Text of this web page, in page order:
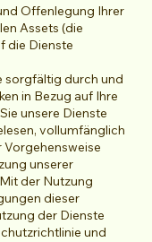
Offenlegung Ihrer
Assets (die
die Dienste
sorgfältig durch und
in Bezug auf Ihre
unsere Dienste
vollumfänglich
unserer
der Nutzung
dieser
der Dienste
und